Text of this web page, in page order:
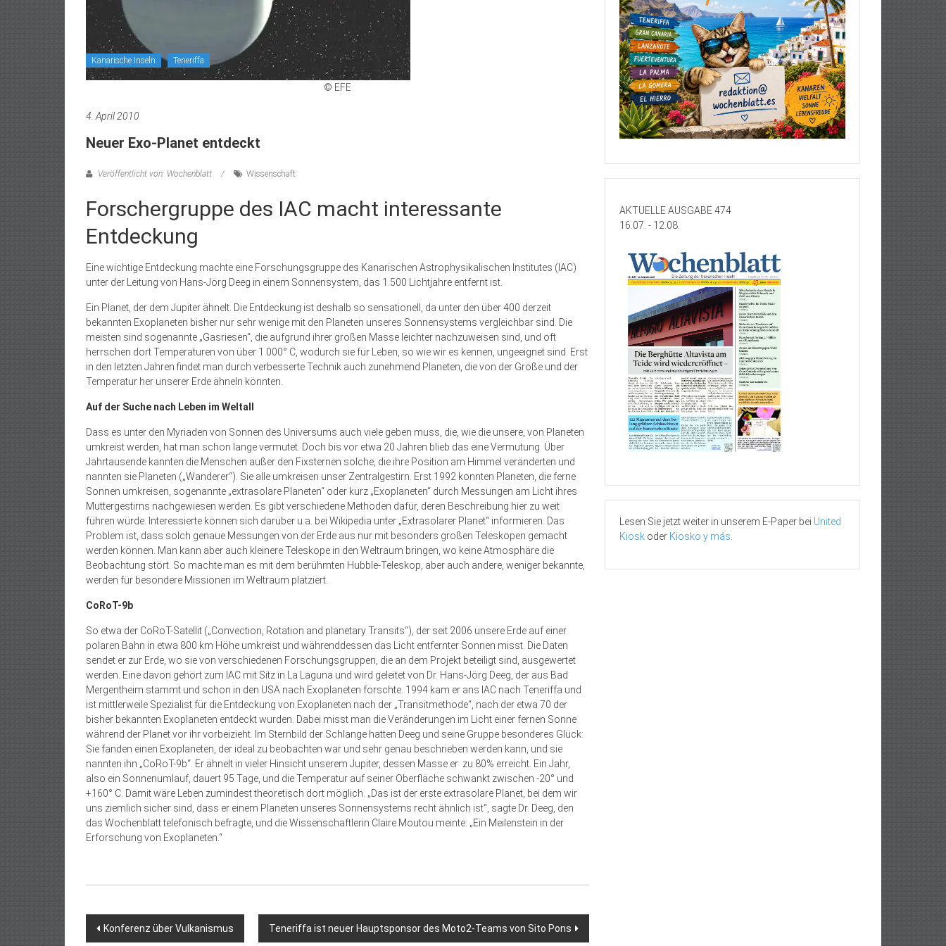
Kanarische Inseln Teneriffa
© EFE
4. April 2010
Neuer Exo-Planet entdeckt
Veröffentlicht von: Wochenblatt Wissenschaft
Forschergruppe des IAC macht interessante
Entdeckung
Eine wichtige Entdeckung machte eine Forschungsgruppe des Kanarischen Astrophysikalischen Institutes (IAC)
unter der Leitung von Hans-Jörg Deeg in einem Sonnensystem, das 1.500 Lichtjahre entfernt ist.
Ein Planet, der dem Jupiter ähnelt. Die Entdeckung ist deshalb so sensationell, da unter den über 400 derzeit
bekannten Exoplaneten bisher nur sehr wenige mit den Planeten unseres Sonnensystems vergleichbar sind. Die
meisten sind sogenannte „Gasriesen“, die aufgrund ihrer großen Masse leichter nachzuweisen sind, und oft
herrschen dort Temperaturen von über 1.000° C, wodurch sie für Leben, so wie wir es kennen, ungeeignet sind. Erst
in den letzten Jahren findet man durch verbesserte Technik auch zunehmend Planeten, die von der Größe und der
Temperatur her unserer Erde ähneln könnten.
Auf der Suche nach Leben im Weltall
Dass es unter den Myriaden von Sonnen des Universums auch viele geben muss, die, wie die unsere, von Planeten
umkreist werden, hat man schon lange vermutet. Doch bis vor etwa 20 Jahren blieb das eine Vermutung. Über
Jahrtausende kannten die Menschen außer den Fixsternen solche, die ihre Position am Himmel veränderten und
nannten sie Planeten („Wanderer“). Sie alle umkreisen unser Zentralgestirn. Erst 1992 konnten Planeten, die ferne
Sonnen umkreisen, sogenannte „extrasolare Planeten“ oder kurz „Exoplaneten“ durch Messungen am Licht ihres
Muttergestirns nachgewiesen werden. Es gibt verschiedene Methoden dafür, deren Beschreibung hier zu weit
führen würde. Interessierte können sich darüber u.a. bei Wikipedia unter „Extrasolarer Planet“ informieren. Das
Problem ist, dass solch genaue Messungen von der Erde aus nur mit besonders großen Teleskopen gemacht
werden können. Man kann aber auch kleinere Teleskope in den Weltraum bringen, wo keine Atmosphäre die
Beobachtung stört. So machte man es mit dem berühmten Hubble-Teleskop, aber auch andere, weniger bekannte,
werden für besondere Missionen im Weltraum platziert.
CoRoT-9b
So etwa der CoRoT-Satellit („Convection, Rotation and planetary Transits“), der seit 2006 unsere Erde auf einer
polaren Bahn in etwa 800 km Höhe umkreist und währenddessen das Licht entfernter Sonnen misst. Die Daten
sendet er zur Erde, wo sie von verschiedenen Forschungsgruppen, die an dem Projekt beteiligt sind, ausgewertet
werden. Eine davon gehört zum IAC mit Sitz in La Laguna und wird geleitet von Dr. Hans-Jörg Deeg, der aus Bad
Mergentheim stammt und schon in den USA nach Exoplaneten forschte. 1994 kam er ans IAC nach Teneriffa und
ist mittlerweile Spezialist für die Entdeckung von Exoplaneten nach der „Transitmethode“, nach der etwa 70 der
bisher bekannten Exoplaneten entdeckt wurden. Dabei misst man die Veränderungen im Licht einer fernen Sonne
während der Planet vor ihr vorbeizieht. Im Sternbild der Schlange hatten Deeg und seine Gruppe besonderes Glück:
Sie fanden einen Exoplaneten, der ideal zu beobachten war und sehr genau beschrieben werden kann, und sie
nannten ihn „CoRoT-9b“. Er ähnelt in vieler Hinsicht unserem Jupiter, dessen Masse er zu 80% erreicht. Ein Jahr,
also ein Sonnenumlauf, dauert 95 Tage, und die Temperatur auf seiner Oberfläche schwankt zwischen -20° und
+160° C. Damit wäre Leben zumindest theoretisch dort möglich. „Das ist der erste extrasolare Planet, bei dem wir
uns ziemlich sicher sind, dass er einem Planeten unseres Sonnensystems recht ähnlich ist“, sagte Dr. Deeg, den
das Wochenblatt telefonisch befragte, und die Wissenschaftlerin Claire Moutou meinte: „Ein Meilenstein in der
Erforschung von Exoplaneten.“
Beitragsnavigation
Konferenz über Vulkanismus Teneriffa ist neuer Hauptsponsor des Moto2-Teams von Sito Pons
AKTUELLE AUSGABE 474
16.07. - 12.08.
Lesen Sie jetzt weiter in unserem E-Paper bei United
Kiosk oder Kiosko y más